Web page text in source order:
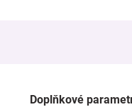
Doplňkové